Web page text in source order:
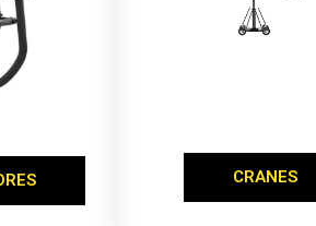
CRANES